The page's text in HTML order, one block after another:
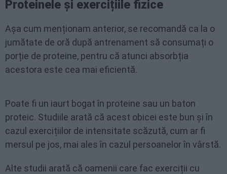
Proteinele și exercițiile fizice
Așa cum menționam anterior, se recomandă ca la o
jumătate de oră după antrenament să consumați o
porție de proteine, pentru că atunci absorbția
acestora este cea mai eficientă.
Poate fi un iaurt bogat în proteine sau un baton
proteic. Studiile arată că acest obicei este bun și în
cazul exercițiilor de intensitate scăzută, cum ar fi
mersul pe jos, mai ales în cazul persoanelor în vârstă.
Alte studii arată că oamenii care fac exerciții cu